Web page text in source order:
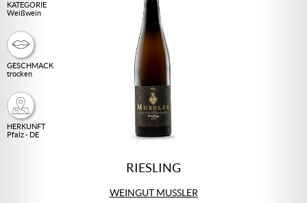
KATEGORIE
Weißwein
GESCHMACK
trocken
HERKUNFT
Pfalz - DE
RIESLING
WEINGUT MUSSLER